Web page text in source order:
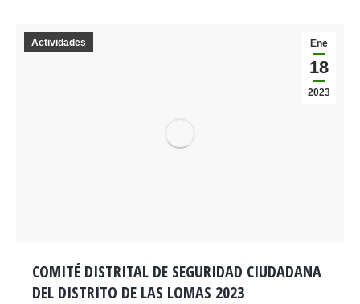
Ene
18
2023
Actividades
COMITÉ DISTRITAL DE SEGURIDAD CIUDADANA
DEL DISTRITO DE LAS LOMAS 2023